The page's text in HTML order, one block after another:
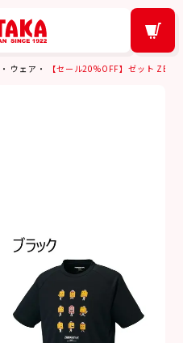
ウェア 【セール20%OFF】ゼット